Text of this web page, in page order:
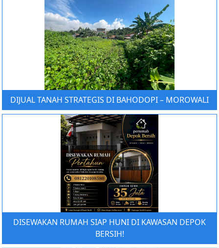
DIJUAL TANAH STRATEGIS DI BAHODOPI – MOROWALI
DISEWAKAN RUMAH SIAP HUNI DI KAWASAN DEPOK
BERSIH!